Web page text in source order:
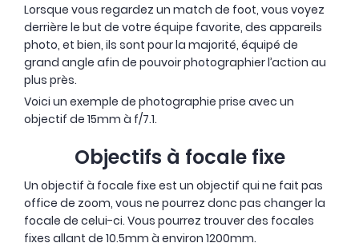
Lorsque vous regardez un match de foot, vous voyez
derrière le but de votre équipe favorite, des appareils
photo, et bien, ils sont pour la majorité, équipé de
grand angle afin de pouvoir photographier l’action au
plus près.
Voici un exemple de photographie prise avec un
objectif de 15mm à f/7.1.
Objectifs à focale fixe
Un objectif à focale fixe est un objectif qui ne fait pas
office de zoom, vous ne pourrez donc pas changer la
focale de celui-ci. Vous pourrez trouver des focales
fixes allant de 10.5mm à environ 1200mm.